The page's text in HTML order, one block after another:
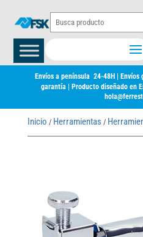
Envíos a península 24-48H |
garantía | Producto diseñado en
Inicio / Herramientas /